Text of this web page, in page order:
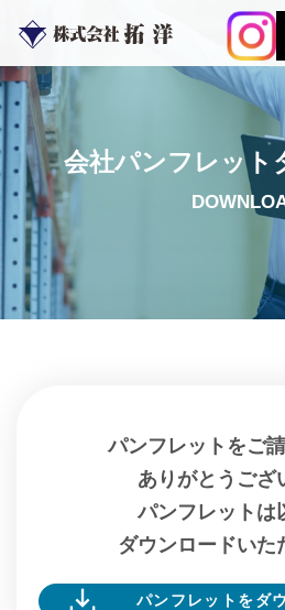
会社パンフレット
パンフレットをご
ありがとうござ
パンフレットは
ダウンロードいた
パンフレットをダ